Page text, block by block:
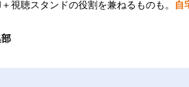
視聴スタンドの役割を兼ねるものも。 自